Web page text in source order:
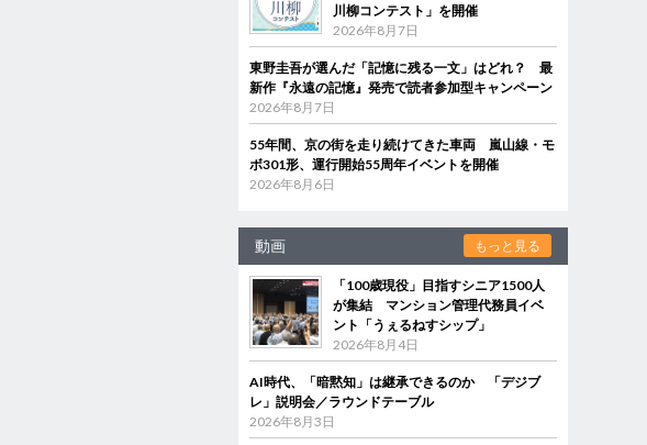
川柳コンテスト」を開催
2026年8月7日
東野圭吾が選んだ「記憶に残る一文」はどれ？ 最
新作『永遠の記憶』発売で読者参加型キャンペーン
2026年8月7日
55年間、京の街を走り続けてきた車両 嵐山線・モ
ボ301形、運行開始55周年イベントを開催
2026年8月6日
動画 もっと見る
「100歳現役」目指すシニア1500人
が集結 マンション管理代務員イベ
ント「うぇるねすシップ」
2026年8月4日
AI時代、「暗黙知」は継承できるのか 「デジブ
レ」説明会／ラウンドテーブル
2026年8月3日